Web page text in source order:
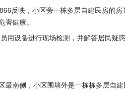
反映，小区旁一栋多层自建民房的房
健康。
用设备进行现场检测，并解答居民疑惑
南侧，小区围墙外是一栋栋多层自